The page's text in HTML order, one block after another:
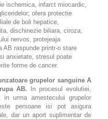
ischemica, infarct miocardic,
ofera protectie
de boli hepatice,
dischinezie biliara, ciroza;
nervos, protejeaja
AB raspunde printr-o stare
anxietate, stresul poate
forme de cancer.
grupelor sanguine A
AB. In procesul evolutiei,
urma amestecului grupelor
persoane isi pot asigura
dar un aport suplimentar de